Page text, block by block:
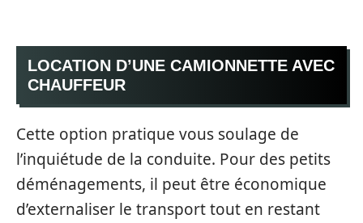
LOCATION D’UNE CAMIONNETTE AVEC
CHAUFFEUR
Cette option pratique vous soulage de
l’inquiétude de la conduite. Pour des petits
déménagements, il peut être économique
d’externaliser le transport tout en restant